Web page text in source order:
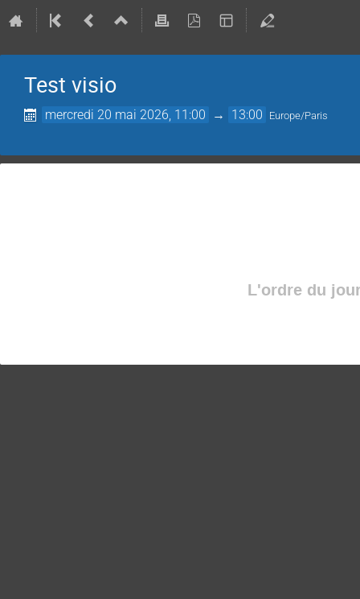
Test visio
mercredi 20 mai 2026, 11:00 → 13:00 Europe/Paris
L'ordre du